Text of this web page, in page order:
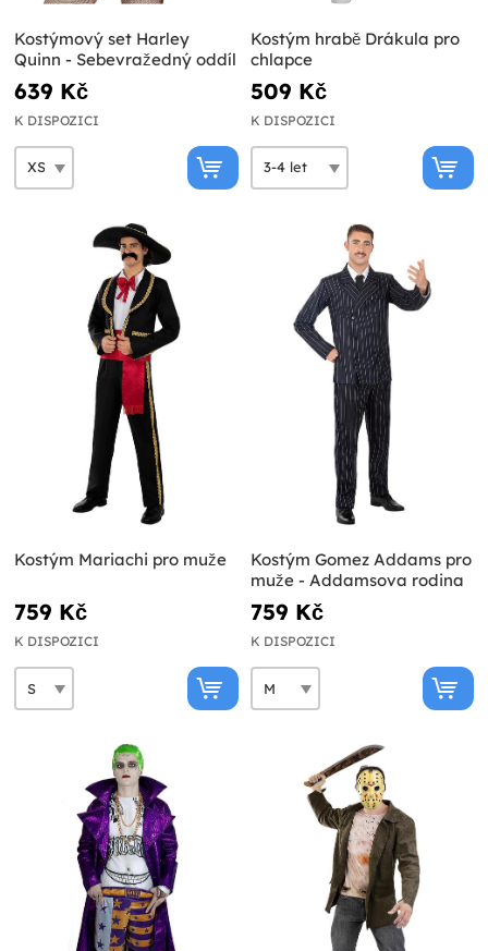
Kostýmový set Harley
Quinn - Sebevražedný oddíl
639 Kč
K DISPOZICI
Kostým hrabě Drákula pro
chlapce
509 Kč
K DISPOZICI
Kostým Mariachi pro muže
759 Kč
K DISPOZICI
Kostým Gomez Addams pro
muže - Addamsova rodina
759 Kč
K DISPOZICI